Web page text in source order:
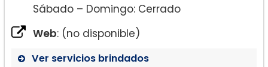
Sábado – Domingo: Cerrado
Web: (no disponible)
Ver servicios brindados